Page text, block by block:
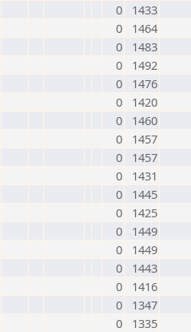
0
1433
0
1464
0
1483
0
1492
0
1476
0
1420
0
1460
0
1457
0
1457
0
1431
0
1445
0
1425
0
1449
0
1449
0
1443
0
1416
0
1347
0
1335